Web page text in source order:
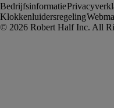
Bedrijfsinformatie
Klokkenluidersregeling